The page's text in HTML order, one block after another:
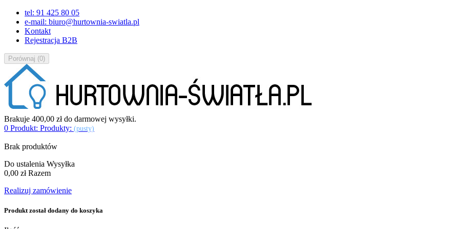
tel: 91 425 80 05
e-mail: biuro@hurtownia-swiatla.pl
Kontakt
Rejestracja B2B
Porównaj (0)
Brakuje 400,00 złdo darmowej wysyłki.
0 Produkt: Produkty: (pusty)
Brak produktów
Do ustalenia Wysyłka
0,00 zł Razem
Realizuj zamówienie
Produkt został dodany do koszyka